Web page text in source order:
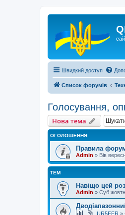
Швидкий доступ
Список форумів
Голосування,
Нова тема
ОГОЛОШЕННЯ
Правила
Admin » Вів
ТЕМ
Навіщо цей
Admin » Суб
UR5FFR »